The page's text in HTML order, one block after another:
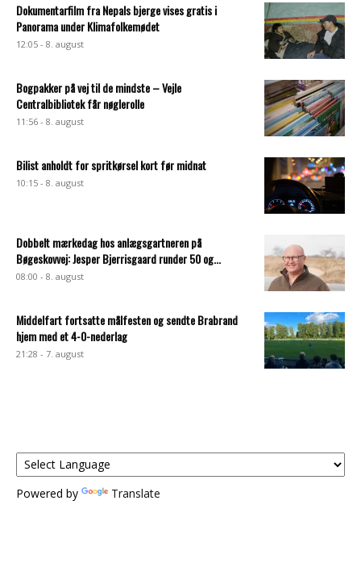
Dokumentarfilm fra Nepals bjerge vises gratis i
Panorama under Klimafolkemødet
12:05 - 8. august
Bogpakker på vej til de mindste – Vejle
Centralbibliotek får nøglerolle
11:56 - 8. august
Bilist anholdt for spritkørsel kort før midnat
10:15 - 8. august
Dobbelt mærkedag hos anlægsgartneren på
Bøgeskovvej: Jesper Bjerrisgaard runder 50 og...
08:00 - 8. august
Middelfart fortsatte målfesten og sendte Brabrand
hjem med et 4-0-nederlag
21:28 - 7. august
Powered by Translate